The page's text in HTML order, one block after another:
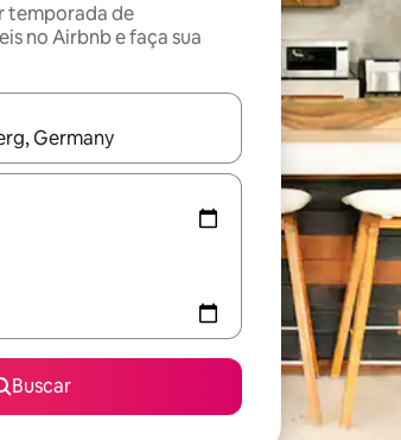
temporada de
no Airbnb e faça sua
estiverem disponíveis, explore-os usando as seta
Buscar